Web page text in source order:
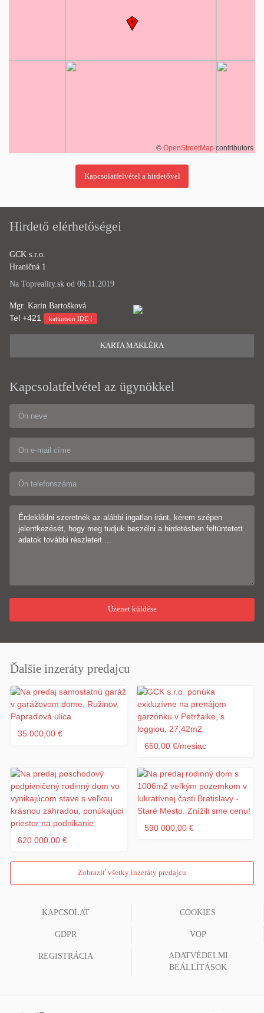
© OpenStreetMap contributors
Hirdető elérhetőségei
GCK s.r.o.
Hraničná 1
Na Topreality.sk od 06.11.2019
Mgr. Karin Bartošková
Tel +421 kattintson IDE !
KARTA MAKLÉRA
Kapcsolatfelvétel az ügynökkel
Ďalšie inzeráty predajcu
35 000,00 €
650,00 €/mesiac
620 000,00 €
590 000,00 €
Zobraziť všetky inzeráty predajcu
KAPCSOLAT COOKIES
GDPR VOP
REGISTRÁCIA
ADATVÉDELMI
BEÁLLÍTÁSOK